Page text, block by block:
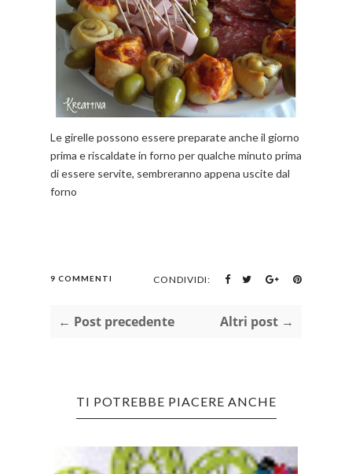
Le girelle possono essere preparate anche il giorno
prima e riscaldate in forno per qualche minuto prima
di essere servite, sembreranno appena uscite dal
forno
9 COMMENTI CONDIVIDI:
← Post precedente Altri post →
TI POTREBBE PIACERE ANCHE